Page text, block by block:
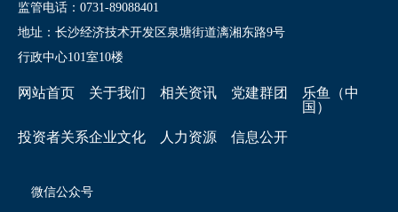
监管电话：0731-89088401
地址：长沙经济技术开发区泉塘街道漓湘东路9号
行政中心101室10楼
网站首页 关于我们 相关资讯 党建群团
乐鱼（中
国）
投资者关系企业文化 人力资源 信息公开
微信公众号